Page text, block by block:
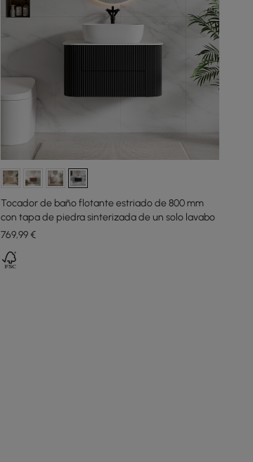
Tocador de baño flotante estriado de 800 mm
con tapa de piedra sinterizada de un solo lavabo
769,99€